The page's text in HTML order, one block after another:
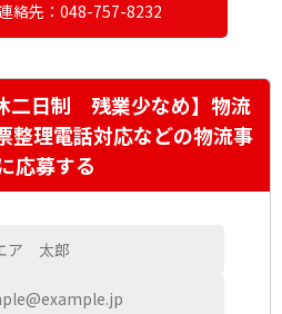
絡先：048-757-8232
二日制 残業少なめ】物流
整理電話対応などの物流事
応募する